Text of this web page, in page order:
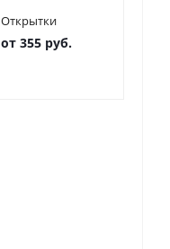
Открытки
от 355 руб.